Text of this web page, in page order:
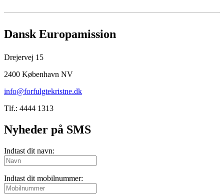
Dansk Europamission
Drejervej 15
2400 København NV
info@forfulgtekristne.dk
Tlf.: 4444 1313
Nyheder på SMS
Indtast dit navn:
Indtast dit mobilnummer: